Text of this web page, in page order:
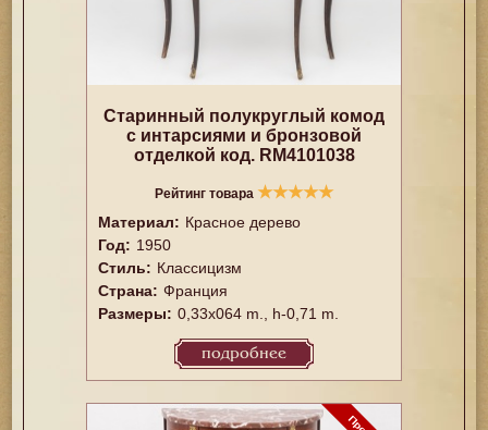
Старинный полукруглый комод
с интарсиями и бронзовой
отделкой код. RM4101038
Рейтинг товара ★★★★★
Материал: Красное дерево
Год: 1950
Стиль: Классицизм
Страна: Франция
Размеры: 0,33x064 m., h-0,71 m.
подробнее